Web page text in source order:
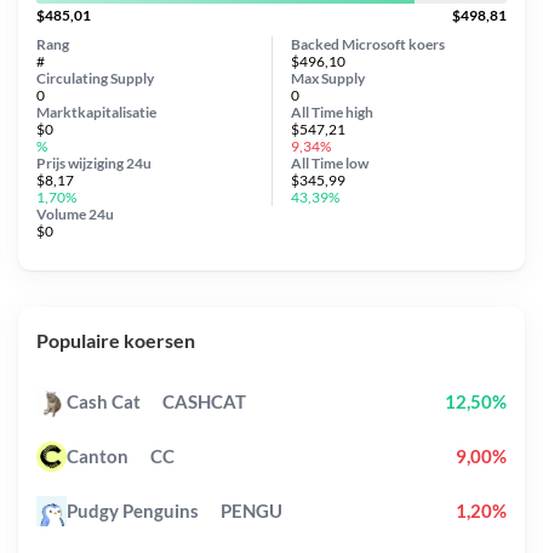
$485,01
$498,81
Backed Microsoft koers
$496,10
Circulating Supply
0
Prijs wijziging 24u
$8,17
1,70%
Max Supply
0
Marktkapitalisatie
$0
%
Volume 24u
$0
Rang
#
All Timehigh
$547,21
9,34%
All Time low
$345,99
43,39%
Populaire koersen
Cash Cat CASHCAT 12,50%
Canton CC 9,00%
Pudgy Penguins PENGU 1,20%